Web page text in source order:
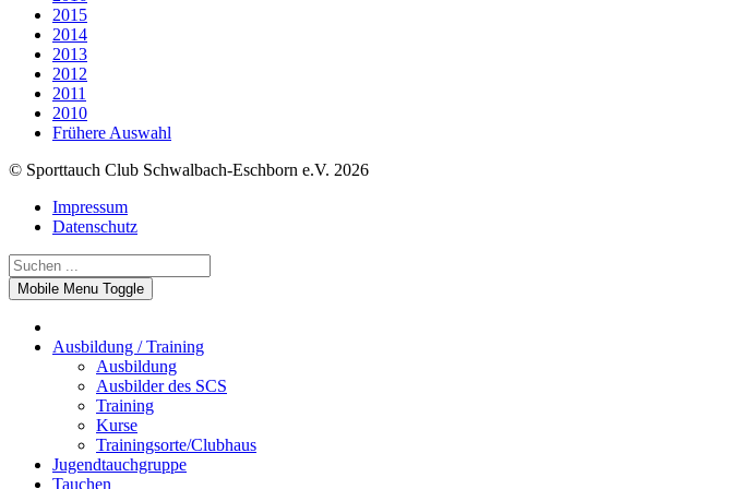
2015
2014
2013
2012
2011
2010
Frühere Auswahl
© Sporttauch Club Schwalbach-Eschborn e.V. 2026
Impressum
Datenschutz
Mobile Menu Toggle
Ausbildung / Training
Ausbildung
Ausbilder des SCS
Training
Kurse
Trainingsorte/Clubhaus
Jugendtauchgruppe
Tauchen